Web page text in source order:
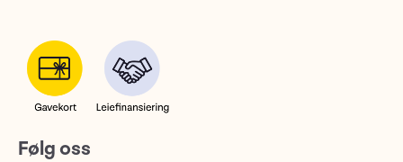
Følg oss